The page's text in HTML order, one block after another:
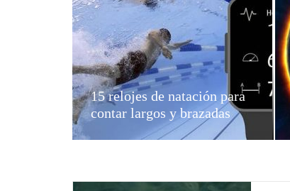
15 relojes de natación para
contar largos y brazadas